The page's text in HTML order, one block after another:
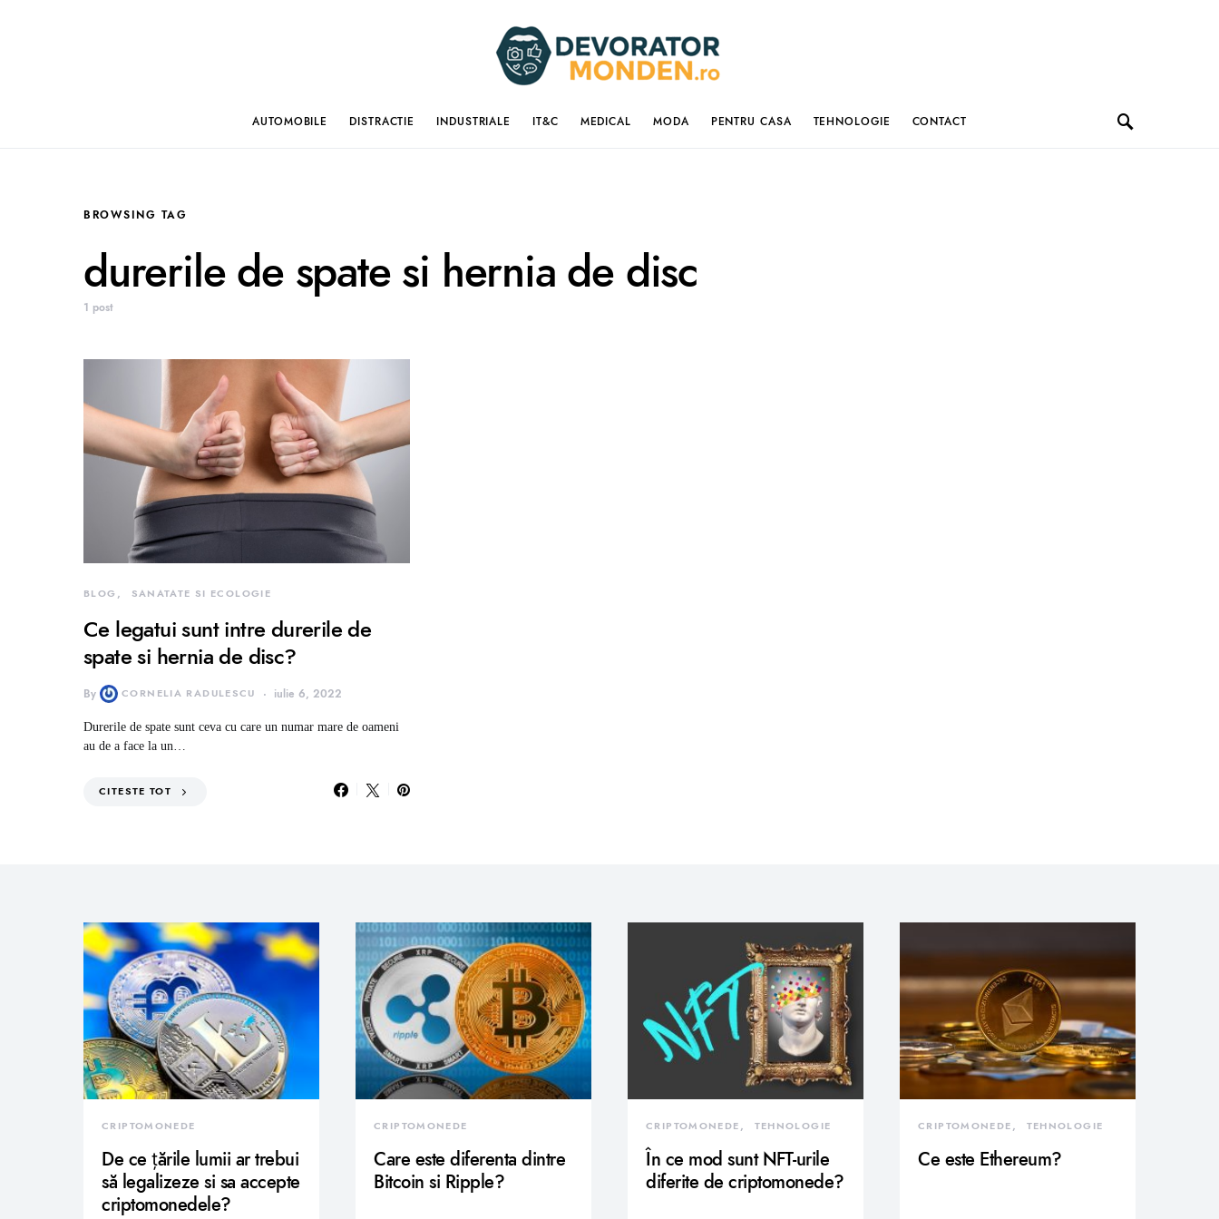
AUTOMOBILE DISTRACTIE INDUSTRIALE IT&C MEDICAL MODA PENTRU CASA TEHNOLOGIE CONTACT
BROWSING TAG
durerile de spate si hernia de disc
1 post
BLOG SANATATE SI ECOLOGIE
Ce legatui sunt intre durerile de
spate si hernia de disc?
By CORNELIA RADULESCU iulie 6, 2022
Durerile de spate sunt ceva cu care un numar mare de oameni
au de a face la un…
CITESTE TOT
CRIPTOMONEDE
De ce țările lumii ar trebui
să legalizeze si sa accepte
criptomonedele?
CRIPTOMONEDE
Care este diferenta dintre
Bitcoin si Ripple?
CRIPTOMONEDE TEHNOLOGIE
În ce mod sunt NFT-urile
diferite de criptomonede?
CRIPTOMONEDE TEHNOLOGIE
Ce este Ethereum?